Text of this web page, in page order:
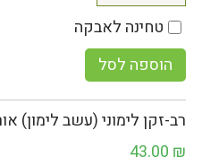
טחינה לאבקה
הוספה לסל
רב-זקן לימוני (עשב לימון)
43.00 ₪